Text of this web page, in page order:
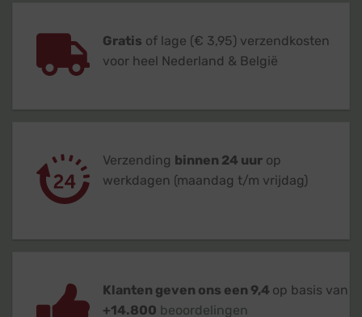
Gratis of lage (€ 3,95) verzendkosten
voor heel Nederland & België
Verzending binnen 24 uur op
werkdagen (maandag t/m vrijdag)
Klanten geven ons een 9,4 op basis van
+14.800 beoordelingen